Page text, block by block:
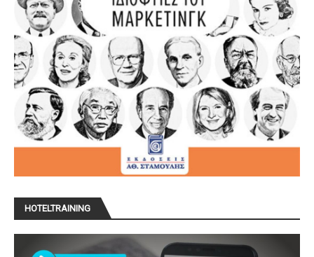
HOTELTRAINING